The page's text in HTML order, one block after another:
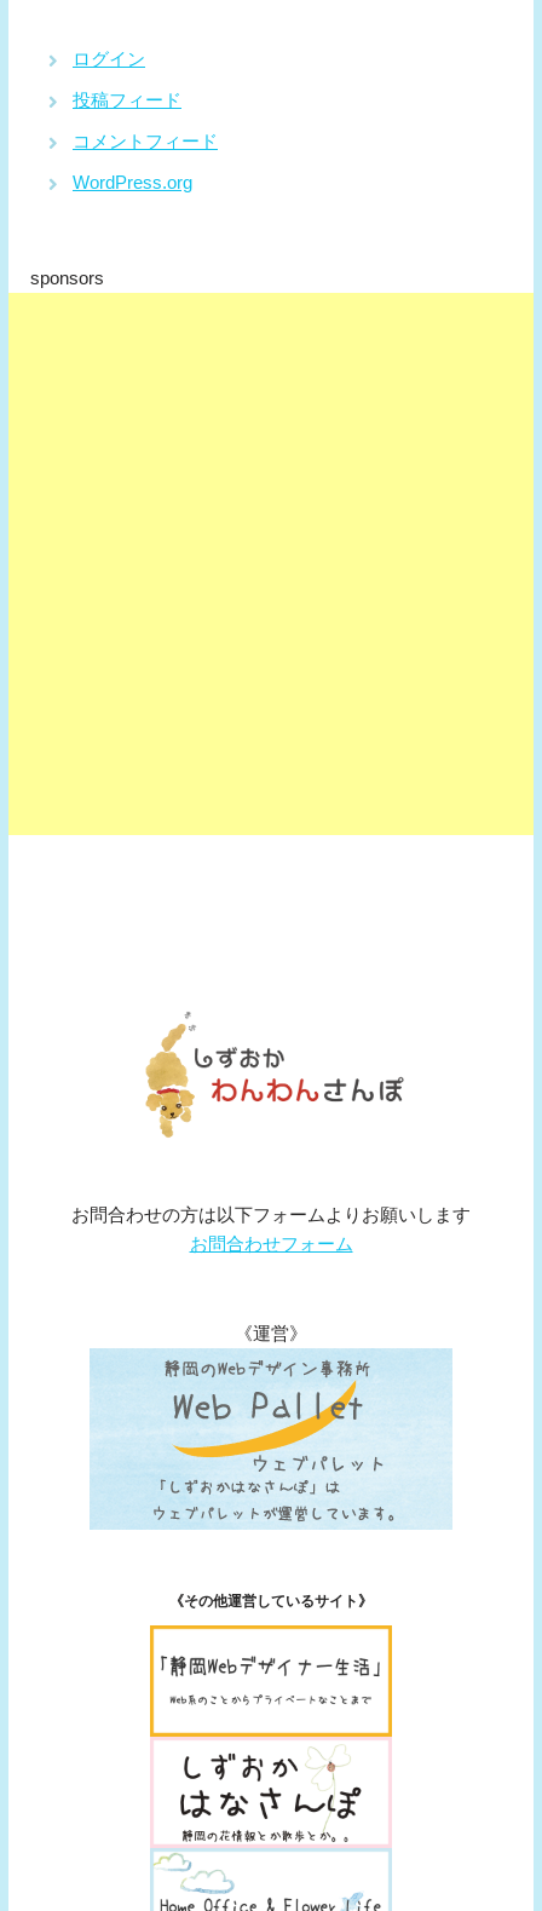
ログイン
投稿フィード
コメントフィード
WordPress.org
sponsors
お問合わせの方は以下フォームよりお願いします
お問合わせフォーム
《運営》
《その他運営しているサイト》